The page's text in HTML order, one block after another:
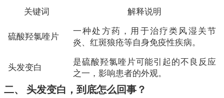
关键词 解释说明
硫酸羟氯喹片
一种处方药，用于治疗类风湿关节
炎、红斑狼疮等自身免疫性疾病。
头发变白
是硫酸羟氯喹片可能引起的不良反应
之一，影响患者的外观。
二、 头发变白，到底怎么回事？